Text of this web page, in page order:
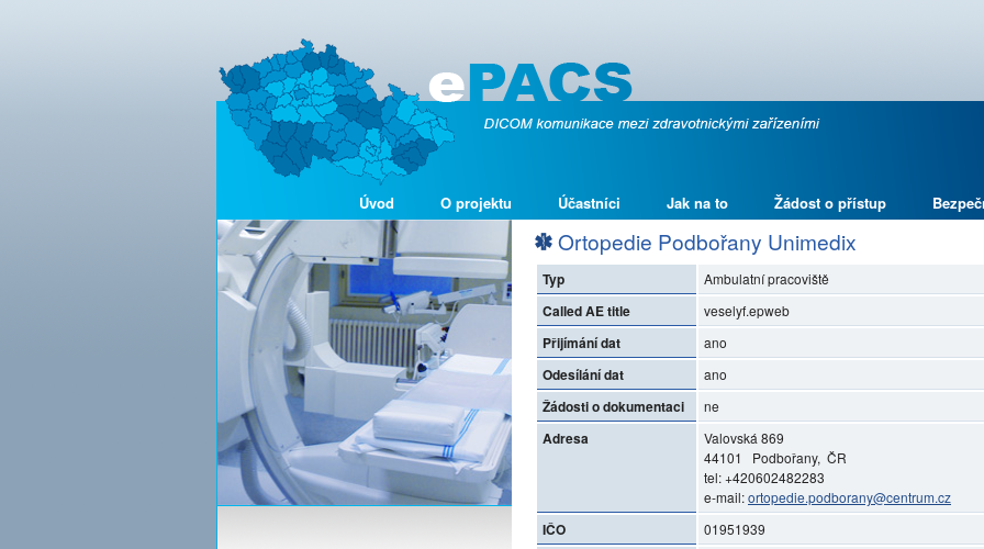
Úvod O projektu Účastníci Jak na to Žádost o přístup
Ortopedie Podbořany Unimedix
Typ Ambulatní pracoviště
Called AE title veselyf.epweb
Přijímání dat ano
Odesílání dat ano
Žádosti o dokumentaci ne
Adresa
Valovská 869
44101 Podbořany, ČR
tel: +420602482283
e-mail:ortopedie.podborany@centrum.cz
IČO 01951939